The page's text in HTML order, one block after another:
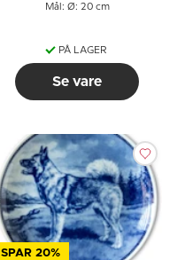
Mål: Ø: 20 cm
PÅ LAGER
Se vare
SPAR 20%